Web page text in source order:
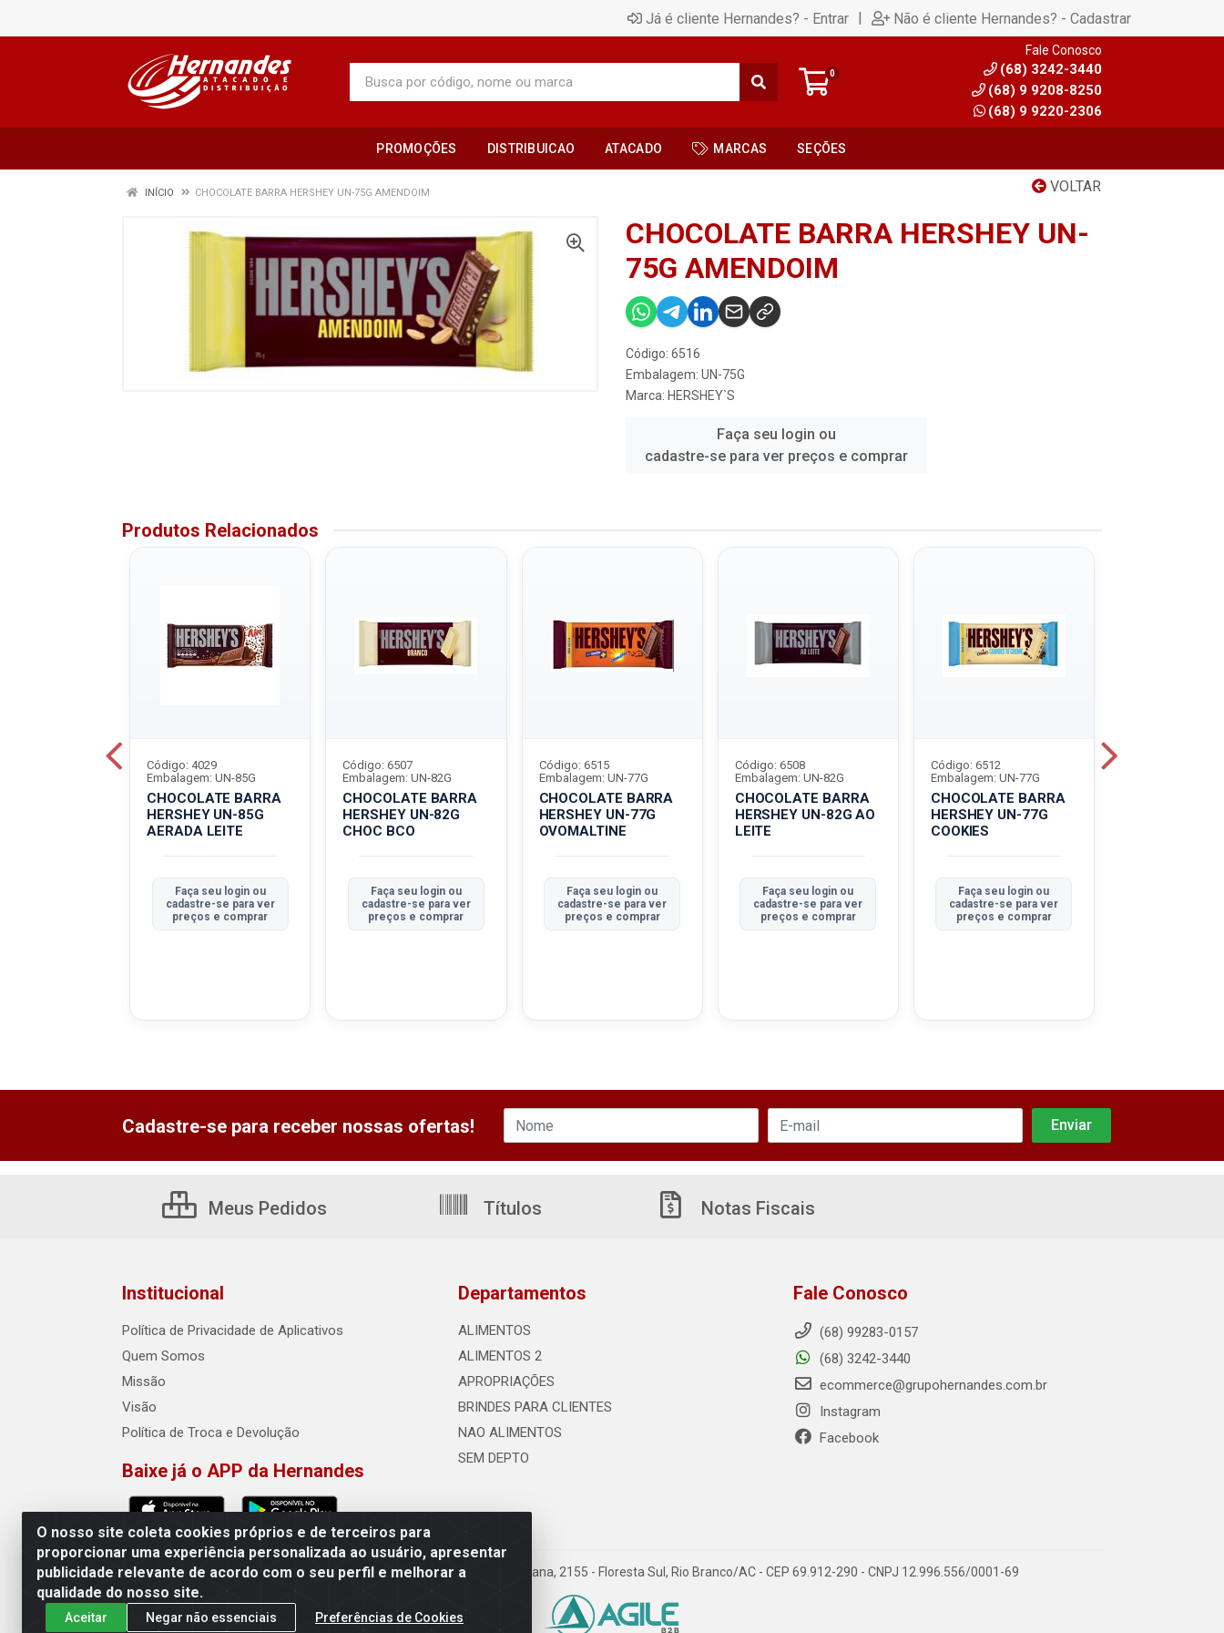
Já é cliente Hernandes? - Entrar | Não é cliente Hernandes? - Cadastrar
0
Fale Conosco
(68) 3242-3440
(68) 9 9208-8250
(68) 9 9220-2306
PROMOÇÕES DISTRIBUICAO ATACADO MARCAS SEÇÕES
VOLTAR
INÍCIO CHOCOLATE BARRA HERSHEY UN-75G AMENDOIM
CHOCOLATE BARRA HERSHEY UN-
75G AMENDOIM
Código: 6516
Embalagem: UN-75G
Marca: HERSHEY`S
Faça seu login ou
cadastre-se para ver preços e comprar
Produtos Relacionados
CHOCOLATE BARRA
HERSHEY UN-85G
AERADA LEITE
Código: 4029
Embalagem: UN-85G
Faça seu login ou
cadastre-se para ver
preços e comprar
CHOCOLATE BARRA
HERSHEY UN-82G
CHOC BCO
Código: 6507
Embalagem: UN-82G
Faça seu login ou
cadastre-se para ver
preços e comprar
CHOCOLATE BARRA
HERSHEY UN-77G
OVOMALTINE
Código: 6515
Embalagem: UN-77G
Faça seu login ou
cadastre-se para ver
preços e comprar
CHOCOLATE BARRA
HERSHEY UN-82G AO
LEITE
Código: 6508
Embalagem: UN-82G
Faça seu login ou
cadastre-se para ver
preços e comprar
CHOCOLATE BARRA
HERSHEY UN-77G
COOKIES
Código: 6512
Embalagem: UN-77G
Faça seu login ou
cadastre-se para ver
preços e comprar
O nosso site coleta cookies próprios e de terceiros para
proporcionar uma experiência personalizada ao usuário, apresentar
publicidade relevante de acordo com o seu perfil e melhorar a
qualidade do nosso site.
Aceitar Negar não essenciais Preferências de Cookies
Cadastre-se para receber nossas ofertas!
Meus Pedidos Títulos Notas Fiscais
Institucional
Política de Privacidade de Aplicativos
Quem Somos
Missão
Visão
Política de Troca e Devolução
Baixe já o APP da Hernandes
Departamentos
ALIMENTOS
ALIMENTOS 2
APROPRIAÇÕES
BRINDES PARA CLIENTES
NAO ALIMENTOS
SEM DEPTO
Fale Conosco
(68) 99283-0157
(68) 3242-3440
ecommerce@grupohernandes.com.br
Instagram
Facebook
Hernandes - Atacado e Distribuições - Rodovia Transacreana, 2155 - Floresta Sul, Rio Branco/AC - CEP 69.912-290 - CNPJ 12.996.556/0001-69